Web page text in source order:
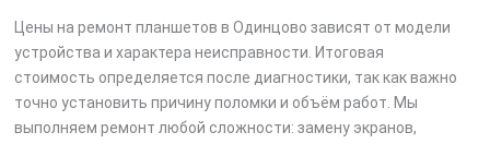
Цены на ремонт планшетов в Одинцово зависят от модели
устройства и характера неисправности. Итоговая
стоимость определяется после диагностики, так как важно
точно установить причину поломки и объём работ. Мы
выполняем ремонт любой сложности: замену экранов,